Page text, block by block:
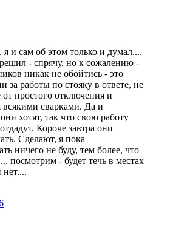
я и сам об этом только и думал....
- спрячу, но к сожалению -
никак не обойтись - это
за работы по стояку в ответе, не
от простого отключения и
всякими сварками. Да и
они хотят, так что свою работу
Короче завтра они
Сделают, я пока
ничего не буду, тем более, что
посмотрим - будет течь в местах
нет....